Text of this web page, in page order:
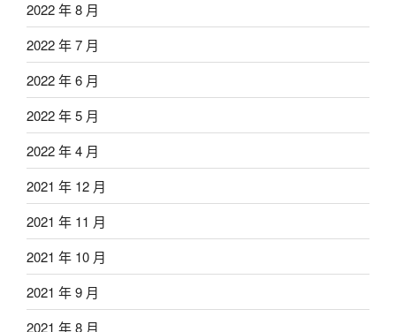
2022 年 8 月
2022 年 7 月
2022 年 6 月
2022 年 5 月
2022 年 4 月
2021 年 12 月
2021 年 11 月
2021 年 10 月
2021 年 9 月
2021 年 8 月